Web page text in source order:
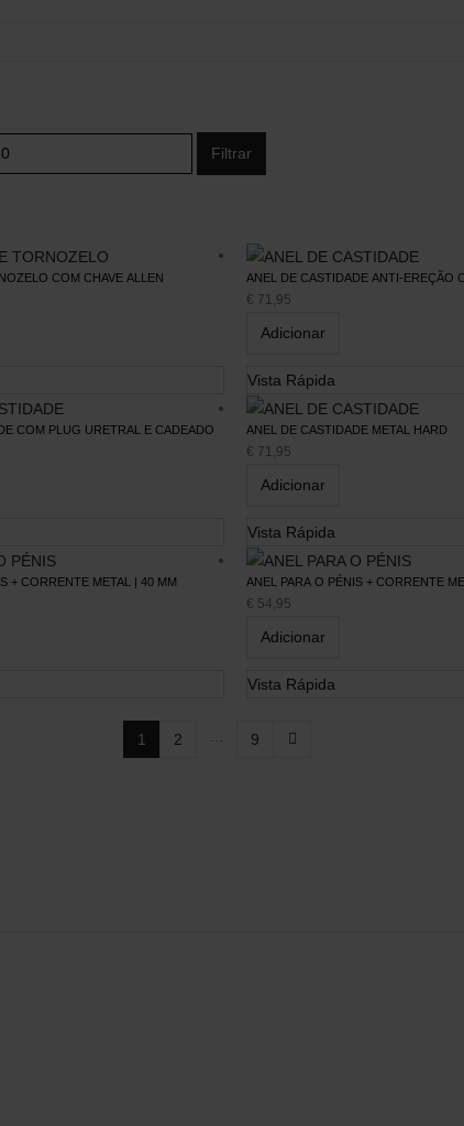
Filtrar
COM CHAVE ALLEN ANEL DE CASTIDADE ANTI-EREÇÃO
€ 71,95
Adicionar
Vista Rápida
COM PLUG URETRAL E CADEADO ANEL DE CASTIDADE METAL HARD
€ 71,95
Adicionar
Vista Rápida
+ CORRENTE METAL | 40 MM ANEL PARA O PÉNIS + CORRENTE
€ 54,95
Adicionar
Vista Rápida
1 2 9
Serviços Blog
Artigos
Parceiros